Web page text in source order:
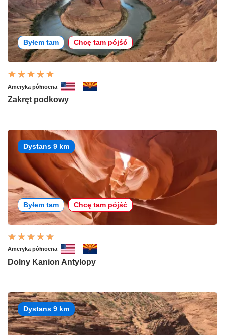
Byłem tam Chcę tam pójść
Ameryka północna
Zakręt podkowy
Dystans 9 km
Byłem tam Chcę tam pójść
Ameryka północna
Dolny Kanion Antylopy
Dystans 9 km